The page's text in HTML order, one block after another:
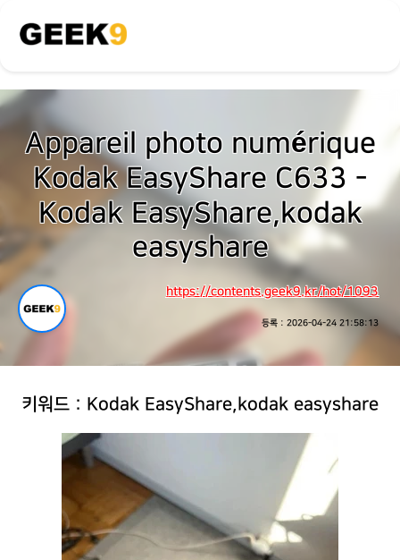
Appareil photo numérique
Kodak EasyShare C633 -
Kodak EasyShare,kodak
easyshare
https://contents.geek9.kr/hot/1093
등록 : 2026-04-24 21:58:13
키워드 : Kodak EasyShare,kodak easyshare